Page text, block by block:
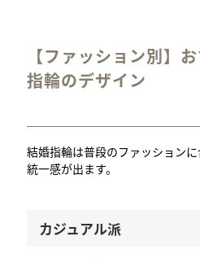
【ファッション別】
指輪のデザイン
結婚指輪は普段のファッション
統一感が出ます。
カジュアル派